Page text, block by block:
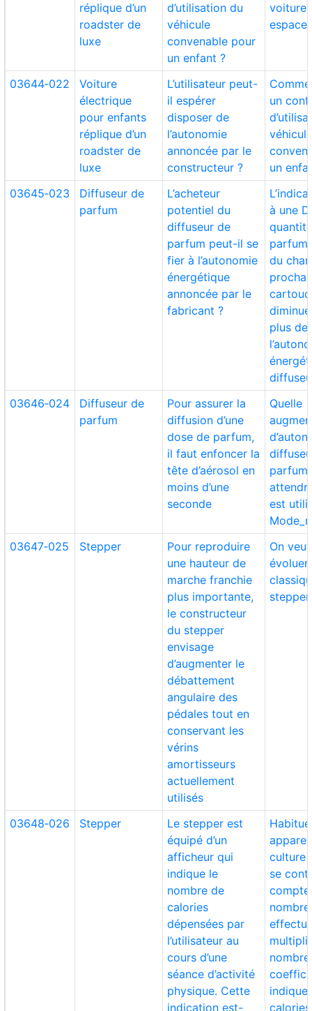
réplique d’un
roadster de
luxe
d’utilisation du
véhicule
convenable pour
un enfant ?
voiture
03644‑022
Voiture
électrique
pour enfants
réplique d’un
roadster de
luxe
L’utilisateur peut-
il espérer
disposer de
l’autonomie
annoncée par le
constructeur ?
un
un
03645‑023
Diffuseur de
parfum
L’acheteur
potentiel du
diffuseur de
parfum peut-il se
fier à l’autonomie
énergétique
annoncée par le
fabricant ?
à une
parfum
du
plus de
03646‑024
Diffuseur de
parfum
Pour assurer la
diffusion d’une
dose de parfum,
il faut enfoncer la
tête d’aérosol en
moins d’une
seconde
Quelle
parfum
est
03647‑025
Stepper
Pour reproduire
une hauteur de
marche franchie
plus importante,
le constructeur
du stepper
envisage
d’augmenter le
débattement
angulaire des
pédales tout en
conservant les
vérins
amortisseurs
actuellement
utilisés
On
03648‑026 Stepper
Le stepper est
équipé d’un
afficheur qui
indique le
nombre de
calories
dépensées par
l’utilisateur au
cours d’une
séance d’activité
physique. Cette
indication est-
culture
se